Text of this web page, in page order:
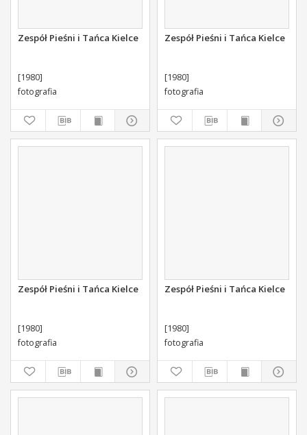
Zespół Pieśni i Tańca Kielce
[1980]
fotografia
Zespół Pieśni i Tańca Kielce
[1980]
fotografia
Zespół Pieśni i Tańca Kielce
[1980]
fotografia
Zespół Pieśni i Tańca Kielce
[1980]
fotografia